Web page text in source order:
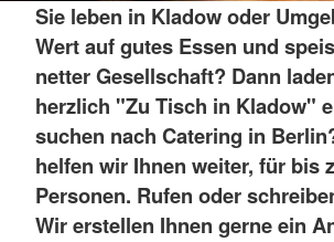
Sie leben in Kladow oder
Wert auf gutes Essen und
netter Gesellschaft? Dann
herzlich "Zu Tisch in Kladow"
suchen nach Catering in
helfen wir Ihnen weiter, für bis
Personen. Rufen oder
Wir erstellen Ihnen gerne ein